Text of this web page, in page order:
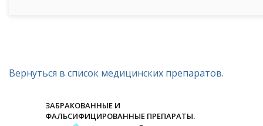
Вернуться в список медицинских препаратов.
ЗАБРАКОВАННЫЕ И
ФАЛЬСИФИЦИРОВАННЫЕ ПРЕПАРАТЫ.